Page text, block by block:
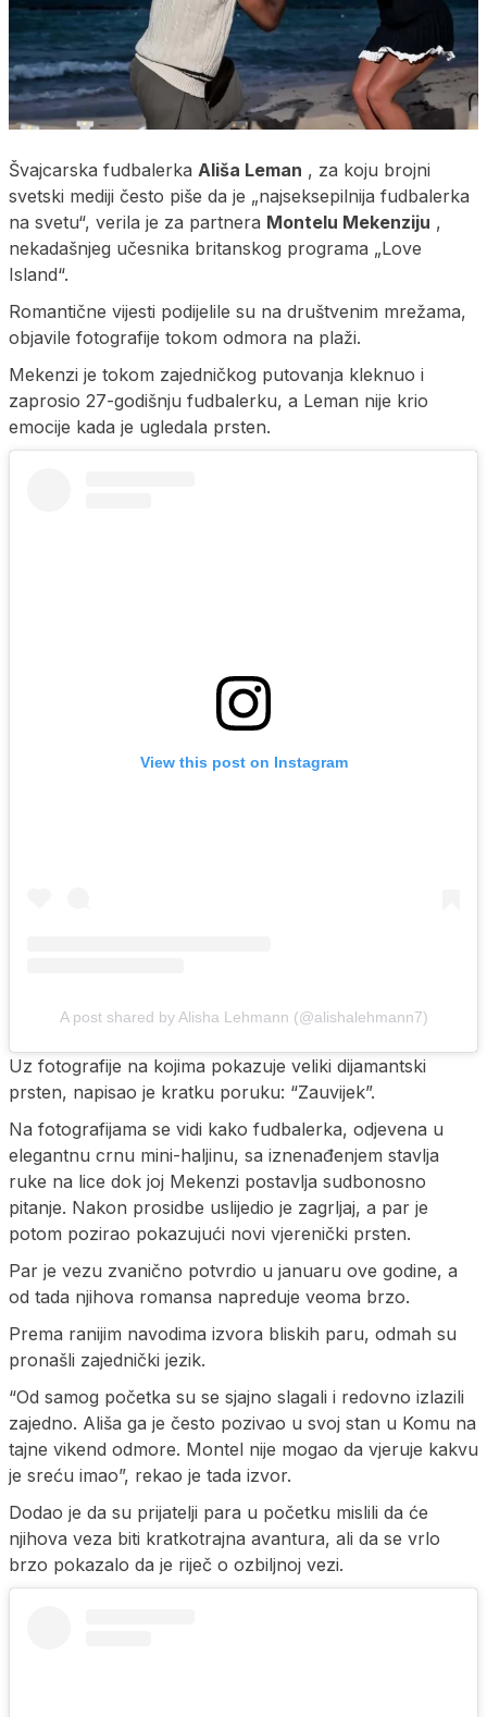
Švajcarska fudbalerka Ališa Leman , za koju brojni
svetski mediji često piše da je „najseksepilnija fudbalerka
na svetu“, verila je za partnera Montelu Mekenziju ,
nekadašnjeg učesnika britanskog programa „Love
Island“.
Romantične vijesti podijelile su na društvenim mrežama,
objavile fotografije tokom odmora na plaži.
Mekenzi je tokom zajedničkog putovanja kleknuo i
zaprosio 27-godišnju fudbalerku, a Leman nije krio
emocije kada je ugledala prsten.
View this post on Instagram
A post shared by Alisha Lehmann (@alishalehmann7)
Uz fotografije na kojima pokazuje veliki dijamantski
prsten, napisao je kratku poruku: “Zauvijek”.
Na fotografijama se vidi kako fudbalerka, odjevena u
elegantnu crnu mini-haljinu, sa iznenađenjem stavlja
ruke na lice dok joj Mekenzi postavlja sudbonosno
pitanje. Nakon prosidbe uslijedio je zagrljaj, a par je
potom pozirao pokazujući novi vjerenički prsten.
Par je vezu zvanično potvrdio u januaru ove godine, a
od tada njihova romansa napreduje veoma brzo.
Prema ranijim navodima izvora bliskih paru, odmah su
pronašli zajednički jezik.
“Od samog početka su se sjajno slagali i redovno izlazili
zajedno. Ališa ga je često pozivao u svoj stan u Komu na
tajne vikend odmore. Montel nije mogao da vjeruje kakvu
je sreću imao”, rekao je tada izvor.
Dodao je da su prijatelji para u početku mislili da će
njihova veza biti kratkotrajna avantura, ali da se vrlo
brzo pokazalo da je riječ o ozbiljnoj vezi.